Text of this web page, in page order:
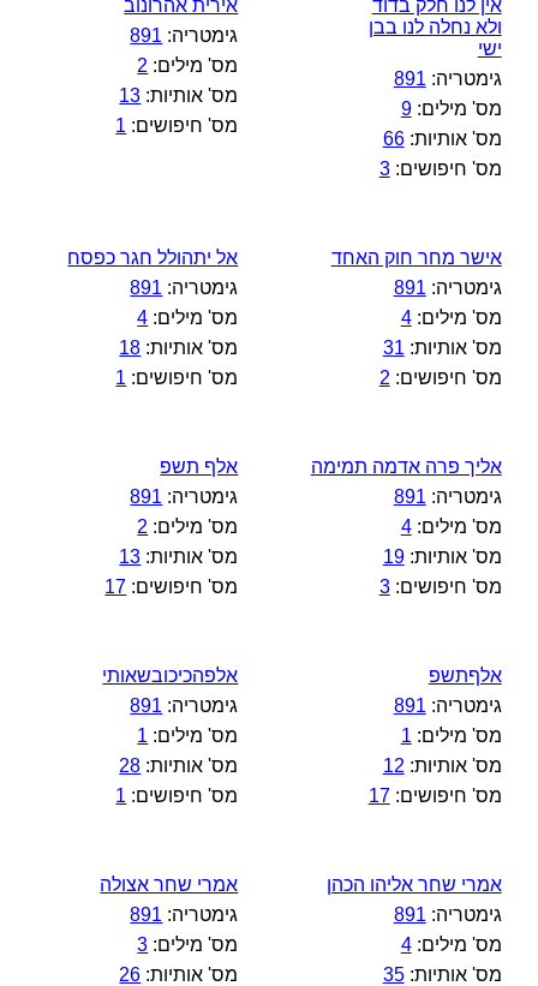
אין לנו חלק בדוד
ולא נחלה לנו בבן
ישי
גימטריה: 891
מס' מילים:9
מס' אותיות:66
מס' חיפושים:3
אירית אהרונוב
גימטריה: 891
מס' מילים: 2
מס' אותיות: 13
מס' חיפושים: 1
אישר מחר חוק האחד
גימטריה: 891
מס' מילים:4
מס' אותיות: 31
מס' חיפושים: 2
אל יתהולל חגר כפסח
גימטריה: 891
מס' מילים: 4
מס' אותיות: 18
מס' חיפושים: 1
אליך פרה אדמה תמימה
גימטריה: 891
מס' מילים:4
מס' אותיות:19
מס' חיפושים:3
אלף תשפ
גימטריה: 891
מס' מילים: 2
מס' אותיות: 13
מס' חיפושים: 17
אלףתשפ
גימטריה: 891
מס' מילים: 1
מס' אותיות: 12
מס' חיפושים:17
אלפהכיכובשאותי
גימטריה: 891
מס' מילים: 1
מס' אותיות: 28
מס' חיפושים: 1
אמרי שחר אליהו הכהן
גימטריה: 891
מס' מילים:4
מס' אותיות:35
אמרי שחר אצולה
גימטריה: 891
מס' מילים: 3
מס' אותיות: 26